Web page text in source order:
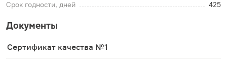
Срок годности, дней 425
Документы
Сертификат качества №1